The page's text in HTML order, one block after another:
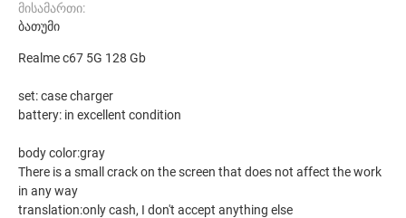
მისამართი:
ბათუმი
Realme c67 5G 128 Gb
set: case charger
battery: in excellent condition
body color:gray
There is a small crack on the screen that does not affect the work
in any way
translation:only cash, I don't accept anything else